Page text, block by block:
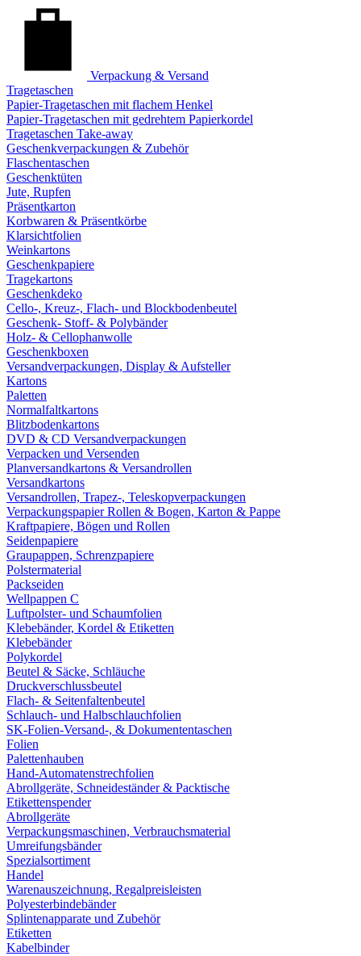
Verpackung & Versand
Tragetaschen
Papier-Tragetaschen mit flachem Henkel
Papier-Tragetaschen mit gedrehtem Papierkordel
Tragetaschen Take-away
Geschenkverpackungen & Zubehör
Flaschentaschen
Geschenktüten
Jute, Rupfen
Präsentkarton
Korbwaren & Präsentkörbe
Klarsichtfolien
Weinkartons
Geschenkpapiere
Tragekartons
Geschenkdeko
Cello-, Kreuz-, Flach- und Blockbodenbeutel
Geschenk- Stoff- & Polybänder
Holz- & Cellophanwolle
Geschenkboxen
Versandverpackungen, Display & Aufsteller
Kartons
Paletten
Normalfaltkartons
Blitzbodenkartons
DVD & CD Versandverpackungen
Verpacken und Versenden
Planversandkartons & Versandrollen
Versandkartons
Versandrollen, Trapez-, Teleskopverpackungen
Verpackungspapier Rollen & Bogen, Karton & Pappe
Kraftpapiere, Bögen und Rollen
Seidenpapiere
Graupappen, Schrenzpapiere
Polstermaterial
Packseiden
Wellpappen C
Luftpolster- und Schaumfolien
Klebebänder, Kordel & Etiketten
Klebebänder
Polykordel
Beutel & Säcke, Schläuche
Druckverschlussbeutel
Flach- & Seitenfaltenbeutel
Schlauch- und Halbschlauchfolien
SK-Folien-Versand-, & Dokumententaschen
Folien
Palettenhauben
Hand-Automatenstrechfolien
Abrollgeräte, Schneideständer & Packtische
Etikettenspender
Abrollgeräte
Verpackungsmaschinen, Verbrauchsmaterial
Umreifungsbänder
Spezialsortiment
Handel
Warenauszeichnung, Regalpreisleisten
Polyesterbindebänder
Splintenapparate und Zubehör
Etiketten
Kabelbinder